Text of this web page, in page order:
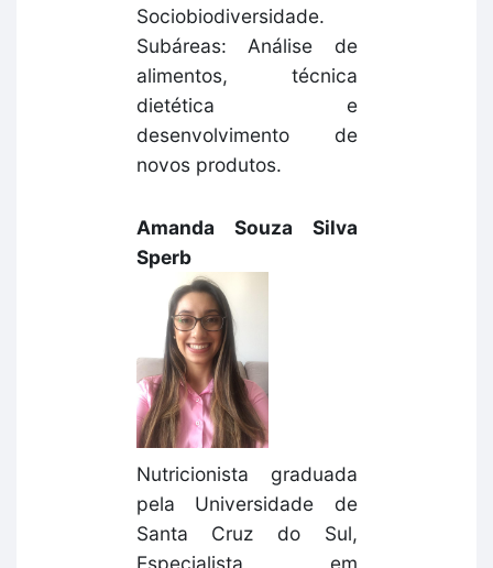
Sociobiodiversidade.
Subáreas: Análise de
alimentos, técnica
dietética e
desenvolvimento de
novos produtos.
Amanda Souza Silva
Sperb
Nutricionista graduada
pela Universidade de
Santa Cruz do Sul,
Especialista em